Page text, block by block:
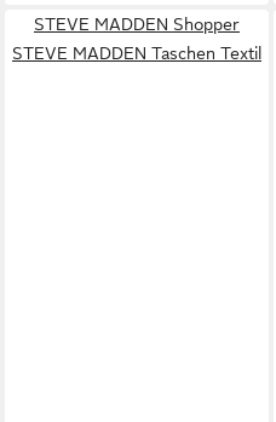
STEVE MADDEN Shopper
STEVE MADDEN Taschen Textil